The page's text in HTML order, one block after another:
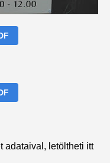
adataival, letöltheti itt